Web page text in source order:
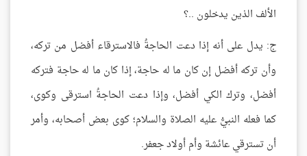
الألف الذين يدخلون ..؟
ج: يدل على أنه إذا دعت الحاجةُ فالاسترقاء أفضل من تركه،
وأن تركه أفضل إن كان ما له حاجة، إذا كان ما له حاجة فتركه
أفضل، وترك الكي أفضل، وإذا دعت الحاجةُ استرقى وكوى،
كما فعله النبيُّ عليه الصلاة والسلام؛ كوى بعض أصحابه، وأمر
أن تسترقي عائشة وأم أولاد جعفر.